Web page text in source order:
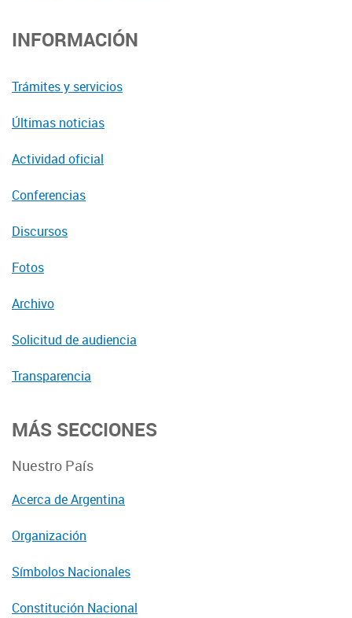
INFORMACIÓN
Trámites y servicios
Últimas noticias
Actividad oficial
Conferencias
Discursos
Fotos
Archivo
Solicitud de audiencia
Transparencia
MÁS SECCIONES
Nuestro País
Acerca de Argentina
Organización
Símbolos Nacionales
Constitución Nacional